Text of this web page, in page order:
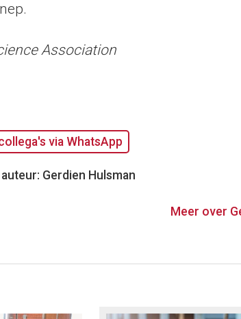
Association
via WhatsApp
Gerdien Hulsman
Meer over